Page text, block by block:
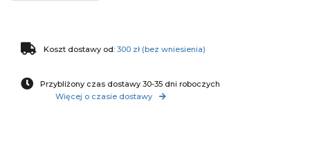
Koszt dostawy od: 300 zł (bez wniesienia)
Przybliżony czas dostawy 30-35 dni roboczych
Więcej o czasie dostawy